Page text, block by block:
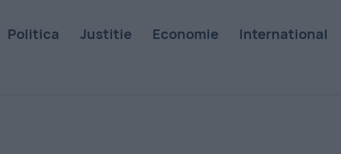
Politica Justitie Economie International